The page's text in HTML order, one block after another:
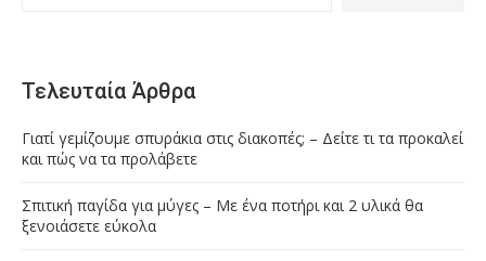
Τελευταία Άρθρα
Γιατί γεμίζουμε σπυράκια στις διακοπές; – Δείτε τι τα προκαλεί
και πώς να τα προλάβετε
Σπιτική παγίδα για μύγες – Με ένα ποτήρι και 2 υλικά θα
ξενοιάσετε εύκολα